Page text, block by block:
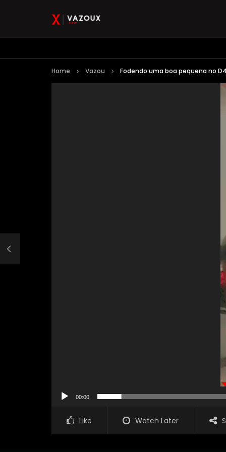
Home Vazou Fodendo uma boa pequena no
00:00
Like Watch Later